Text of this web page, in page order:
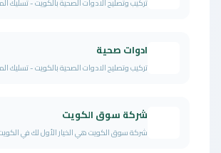
تركيب وتصليح الادوات الصحية بالكويت - تسليك المجاري - تسليك ...
تركيب وتصليح الادوات الصحية بالكويت - تسليك المجاري - تسليك ...
شركة سوق الكويت
شركة سوق الكويت هي الخيار الأول لك في الكويت لبيع وشراء المن...